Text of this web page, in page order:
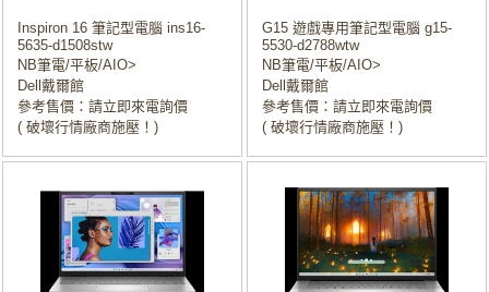
Inspiron 16 筆記型電腦 ins16-
5635-d1508stw
NB筆電/平板/AIO>
Dell戴爾館
參考售價：請立即來電詢價
( 破壞行情廠商施壓！)
G15 遊戲專用筆記型電腦 g15-
5530-d2788wtw
NB筆電/平板/AIO>
Dell戴爾館
參考售價：請立即來電詢價
( 破壞行情廠商施壓！)